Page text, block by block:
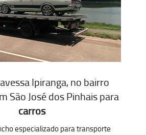
Ipiranga, no bairro
São José dos Pinhais para
carros
especializado para transporte